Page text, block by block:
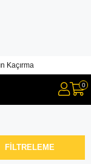
Kaçırma
0
FILTRELEME